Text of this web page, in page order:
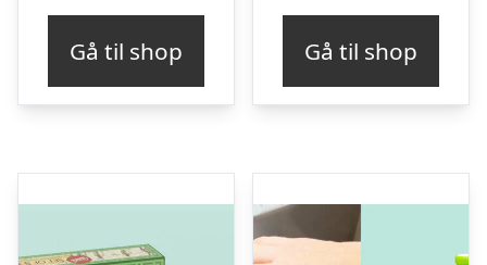
Gå til shop Gå til shop